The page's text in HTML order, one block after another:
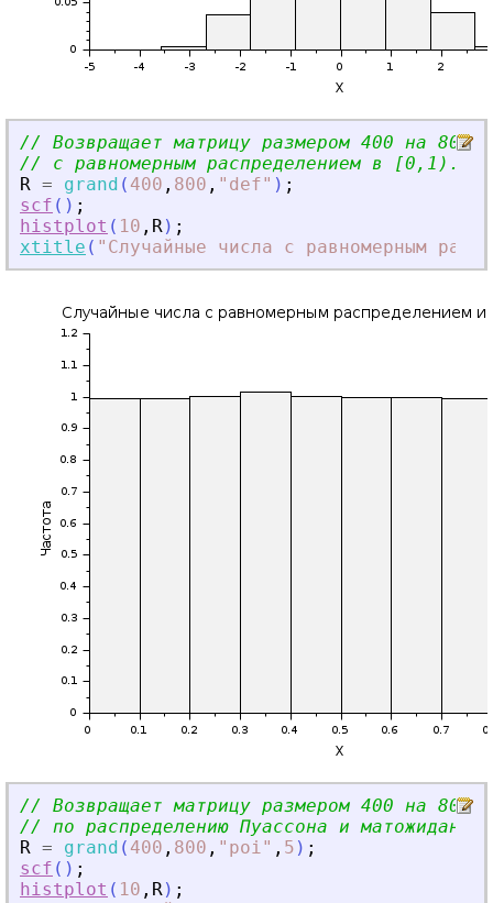
// Возвращает матрицу размером 400 на 800
// с равномерным распределением в [0,1).
R = grand ( 400 , 800 , " def" ) ;
scf ( ) ;
histplot ( 10 , R) ;
xtitle ( " Случайные числа с равномерным
// Возвращает матрицу размером 400 на 800
// по распределению Пуассона и
R = grand ( 400 , 800 , " poi" , 5 ) ;
scf ( ) ;
histplot ( 10 , R) ;